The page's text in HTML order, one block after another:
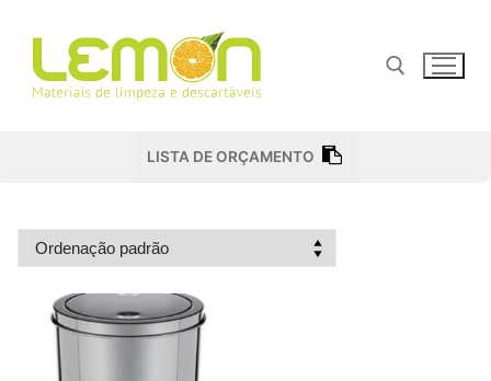
para
conteúdo
Pesquisar por:
LISTA DE ORÇAMENTO